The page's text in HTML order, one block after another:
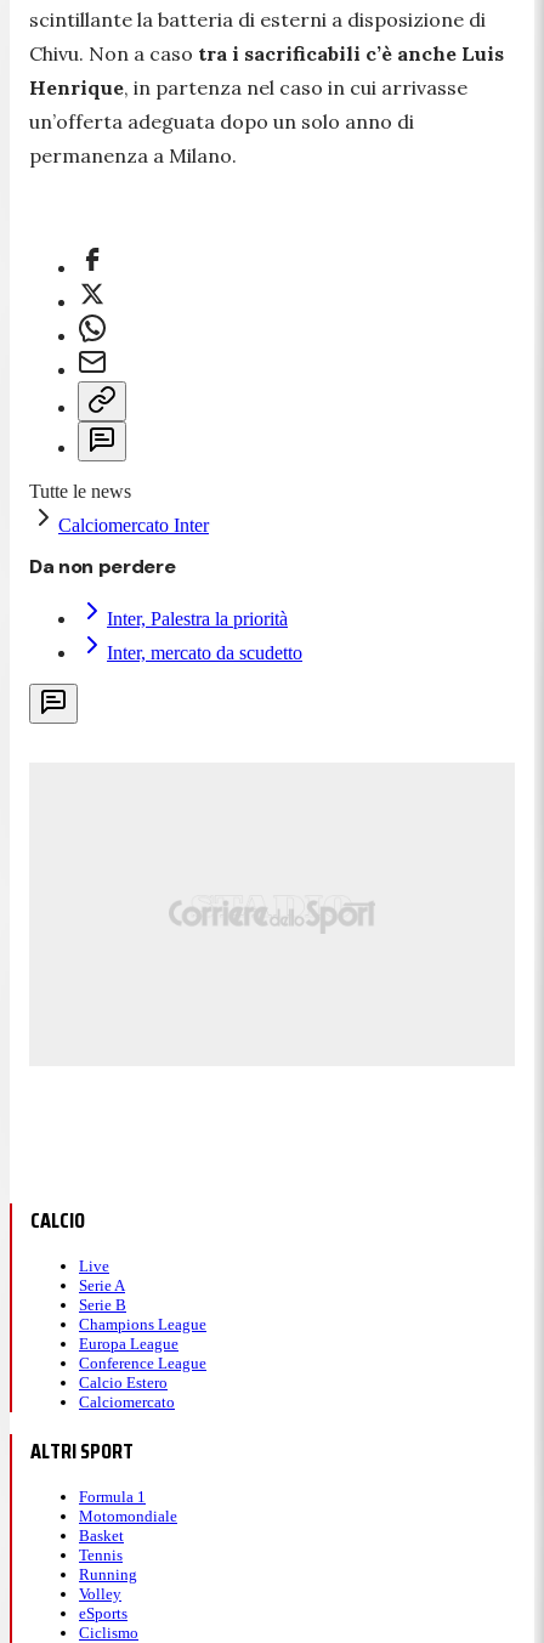
scintillante la batteria di esterni a disposizione di
Chivu. Non a caso tra i sacrificabili c’è anche Luis
Henrique, in partenza nel caso in cui arrivasse
un’offerta adeguata dopo un solo anno di
permanenza a Milano.
Tutte le news
Calciomercato Inter
Da non perdere
Inter, Palestra la priorità
Inter, mercato da scudetto
CALCIO
Live
Serie A
Serie B
Champions League
Europa League
Conference League
Calcio Estero
Calciomercato
ALTRI SPORT
Formula 1
Motomondiale
Basket
Tennis
Running
Volley
eSports
Ciclismo